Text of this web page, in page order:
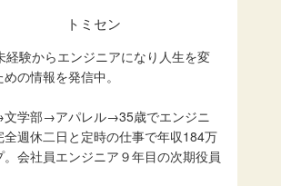
トミセン
経験からエンジニアになり人生を変
めの情報を発信中。
学部→アパレル→35歳でエンジニ
全週休二日と定時の仕事で年収184万
。会社員エンジニア９年目の次期役員